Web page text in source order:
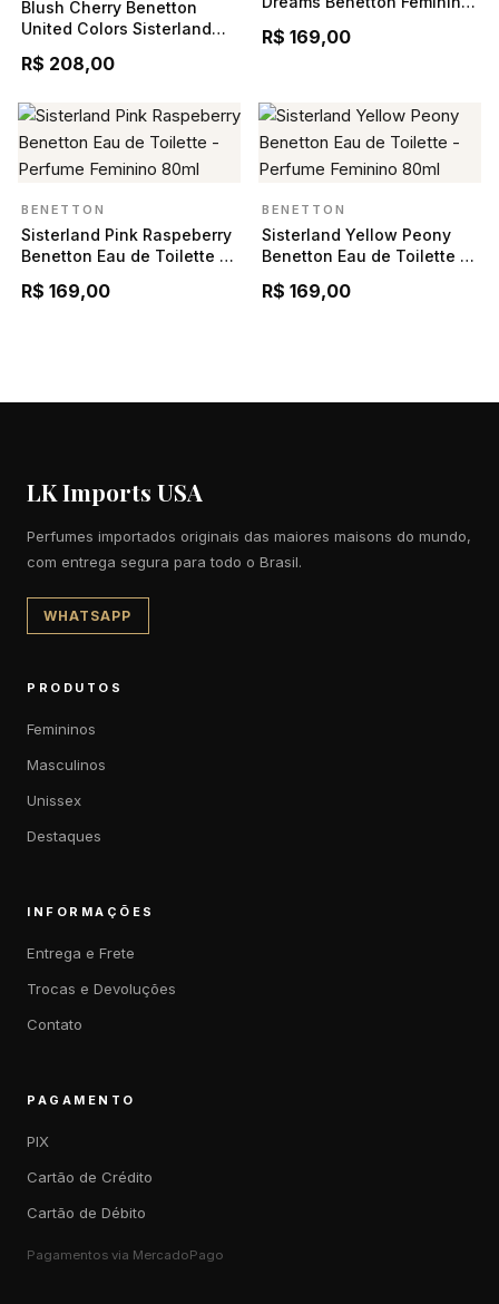
Blush Cherry Benetton
United Colors Sisterland
80ml
R$ 208,00
R$ 169,00
BENETTON
Sisterland Pink Raspeberry
Benetton Eau de Toilette -
R$ 169,00
BENETTON
Sisterland Yellow Peony
Benetton Eau de Toilette -
R$ 169,00
LK Imports USA
Perfumes importados originais das maiores maisons do mundo,
com entrega segura para todo o Brasil.
WHATSAPP
PRODUTOS
Femininos
Masculinos
Unissex
Destaques
INFORMAÇÕES
Entrega e Frete
Trocas e Devoluções
Contato
PAGAMENTO
PIX
Cartão de Crédito
Cartão de Débito
Pagamentos via MercadoPago